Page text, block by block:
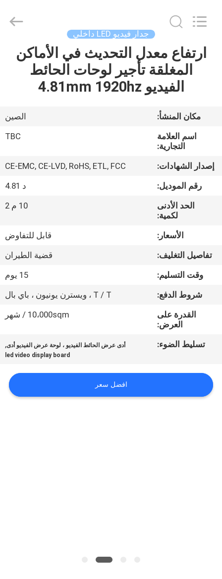
الصفحة
الرئيسية
عرض
الافتراضي
معلومات
جولة
في
المعمل
مراقبة
خريطة
Limited.
جدار فيديو LED داخلي
ارتفاع معدل التحديث في الأماكن
المغلقة تأجير لوحات الحائط
الفيديو 4.81mm 1920hz
مكان المنشأ:
الصين
اسم العلامة
التجارية:
TBC
إصدار الشهادات:
CE-EMC, CE-LVD, RoHS, ETL, FCC
رقم الموديل:
د 4.81
الحد الأدنى
لكمية:
10 م 2
الأسعار:
قابل للتفاوض
تفاصيل التغليف:
قضية الطيران
وقت التسليم:
15 يوم
شروط الدفع:
T / T ، ويسترن يونيون ، باي بال
القدرة على
العرض:
10،000sqm / شهر
تسليط الضوء: أدى عرض الحائط الفيديو ، لوحة عرض الفيديو أدى,
led video display board
افضل سعر